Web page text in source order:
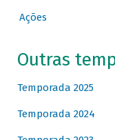
Ações
Outras
Temporada 2025
Temporada 2024